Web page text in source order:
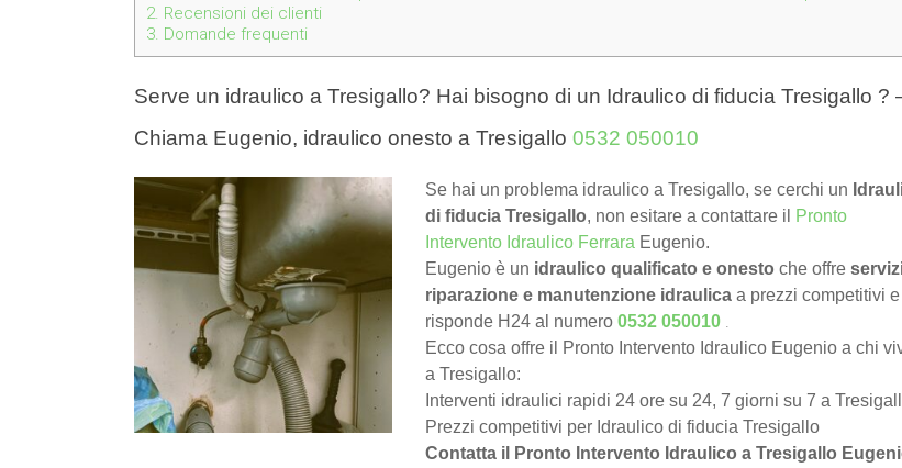
2. Recensioni dei clienti
3. Domande frequenti
Serve un idraulico a Tresigallo? Hai bisogno di un Idraulico di fiducia Tresigallo ?
Chiama Eugenio, idraulico onesto a Tresigallo 0532 050010
Se hai un problema idraulico a Tresigallo, se cerchi un
di fiducia Tresigallo, non esitare a contattare il
Pronto
Intervento Idraulico Ferrara Eugenio.
Eugenio è un idraulico qualificato e onesto che offre
riparazione e manutenzione idraulica a prezzi competitivi e
risponde H24 al numero 0532 050010 .
Ecco cosa offre il Pronto Intervento Idraulico Eugenio a chi
a Tresigallo:
Interventi idraulici rapidi 24 ore su 24, 7 giorni su 7 a
Prezzi competitivi per Idraulico di fiducia Tresigallo
Contatta il Pronto Intervento Idraulico a Tresigallo